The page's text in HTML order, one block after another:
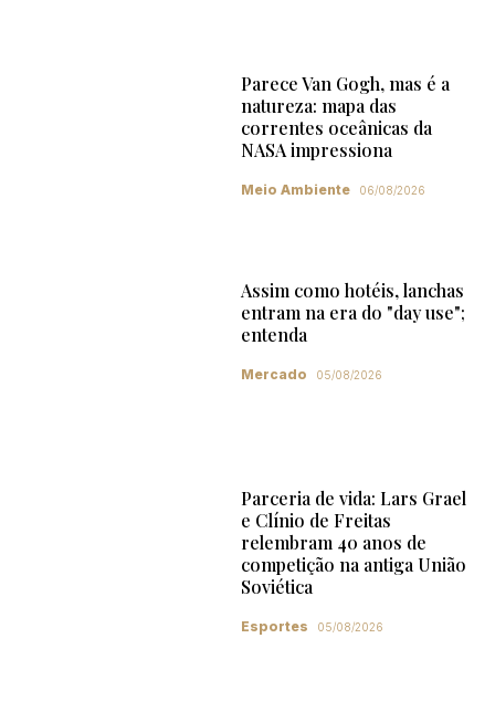
Parece Van Gogh, mas é a
natureza: mapa das
correntes oceânicas da
NASA impressiona
Meio Ambiente 06/08/2026
Assim como hotéis, lanchas
entram na era do "day use";
entenda
Mercado 05/08/2026
Parceria de vida: Lars Grael
e Clínio de Freitas
relembram 40 anos de
competição na antiga União
Soviética
Esportes 05/08/2026